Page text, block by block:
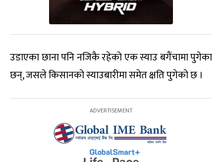
उडाएका छाना पनि नजिकै रहेको एक स्याउ बगैंचामा पुगेका
छन्, जसले किसानको स्याउबारीमा समेत क्षति पुगेको छ ।